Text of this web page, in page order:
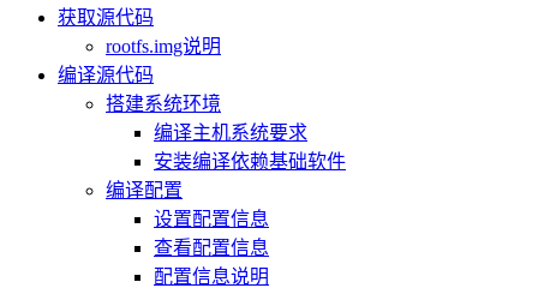
获取源代码
rootfs.img说明
编译源代码
搭建系统环境
编译主机系统要求
安装编译依赖基础软件
编译配置
设置配置信息
查看配置信息
配置信息说明